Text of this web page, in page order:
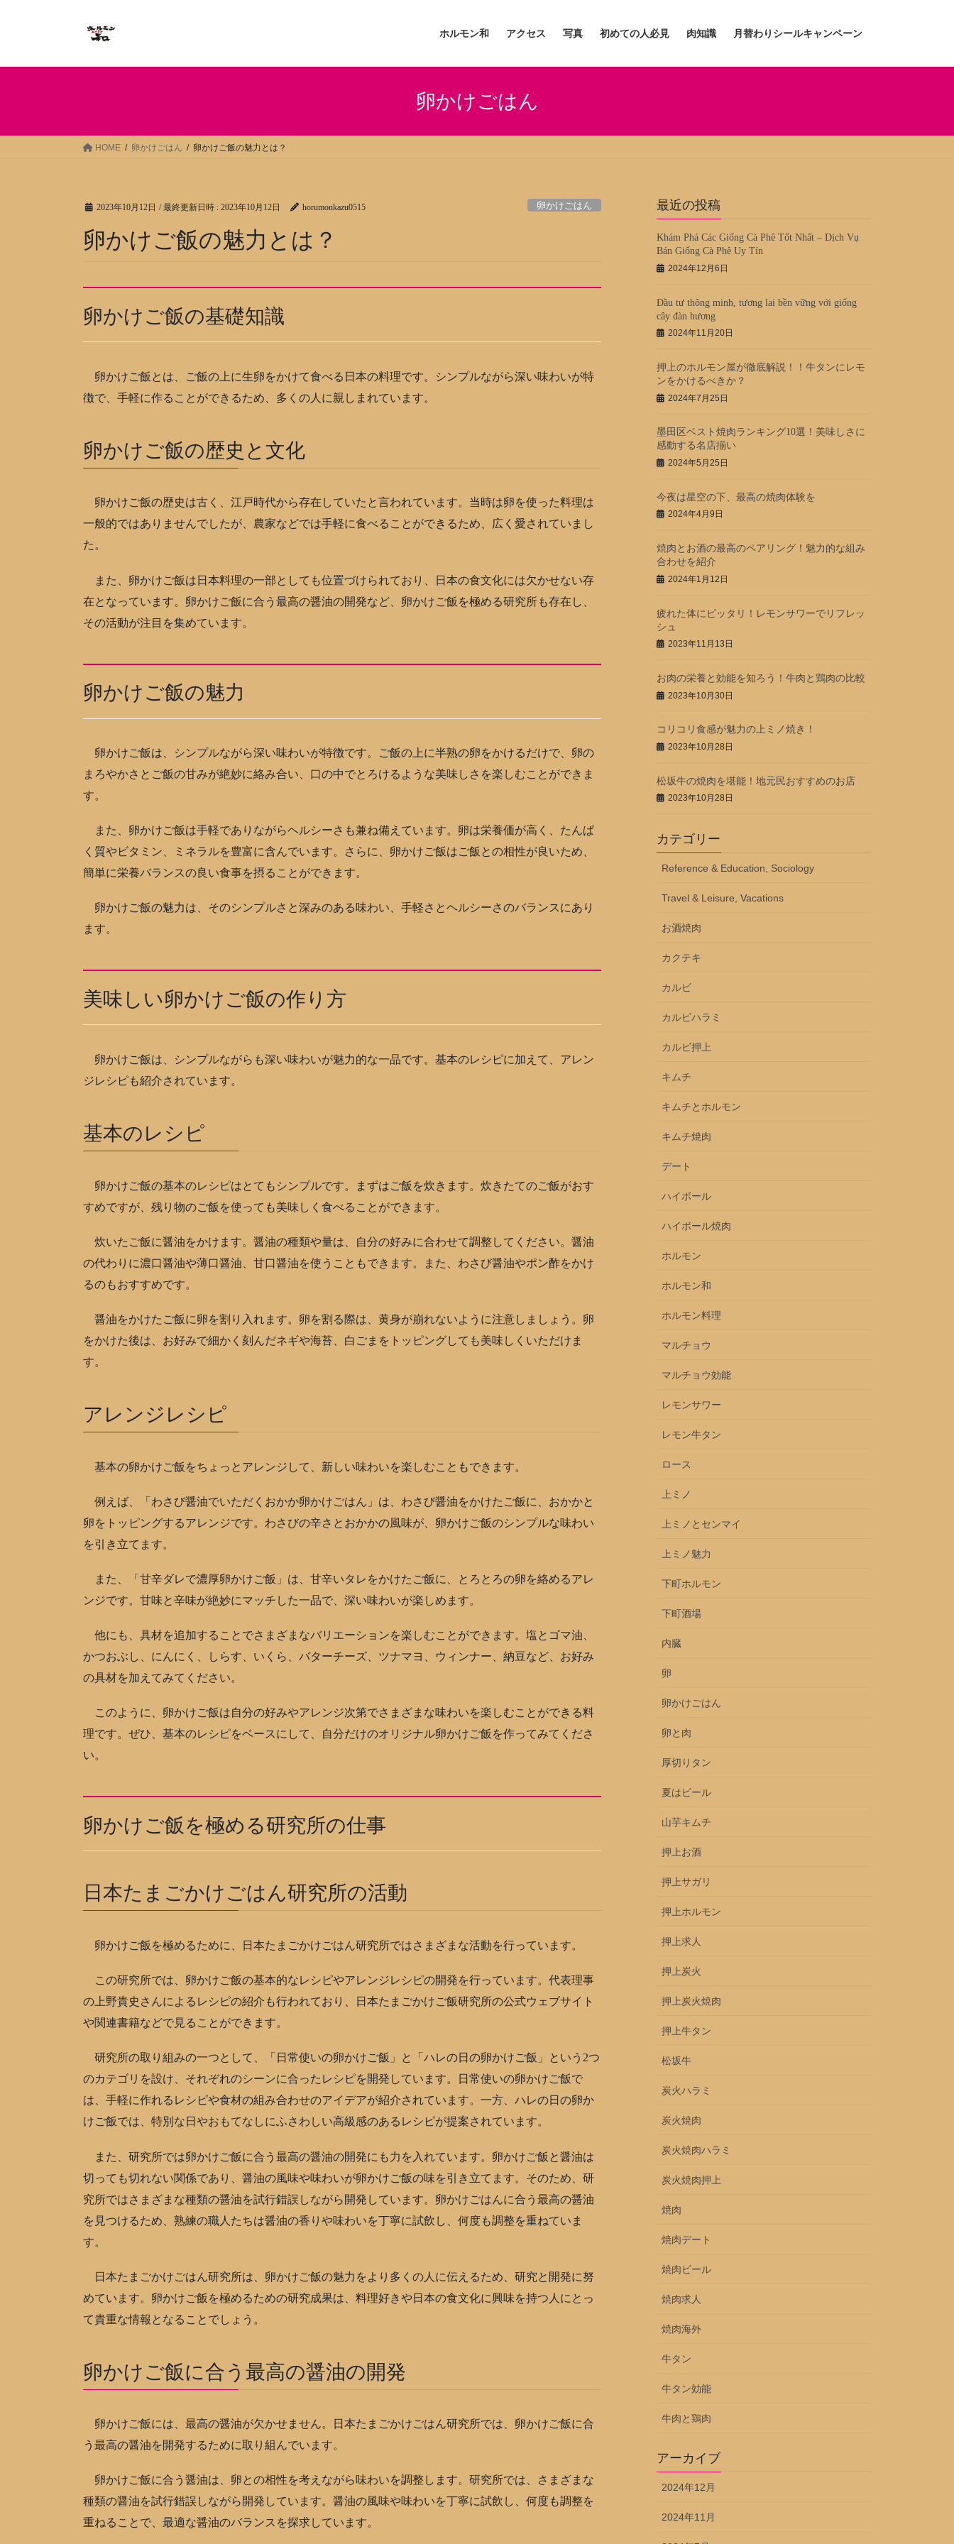
ホルモン和 アクセス 写真 初めての人必見 肉知識 月替わりシールキャンペーン
卵かけごはん
HOME 卵かけごはん 卵かけご飯の魅力とは？
2023年10月12日 / 最終更新日時 : 2023年10月12日 horumonkazu0515 卵かけごはん
卵かけご飯の魅力とは？
卵かけご飯の基礎知識
卵かけご飯とは、ご飯の上に生卵をかけて食べる日本の料理です。シンプルながら深い味わいが特
徴で、手軽に作ることができるため、多くの人に親しまれています。
卵かけご飯の歴史と文化
卵かけご飯の歴史は古く、江戸時代から存在していたと言われています。当時は卵を使った料理は
一般的ではありませんでしたが、農家などでは手軽に食べることができるため、広く愛されていまし
た。
また、卵かけご飯は日本料理の一部としても位置づけられており、日本の食文化には欠かせない存
在となっています。卵かけご飯に合う最高の醤油の開発など、卵かけご飯を極める研究所も存在し、
その活動が注目を集めています。
卵かけご飯の魅力
卵かけご飯は、シンプルながら深い味わいが特徴です。ご飯の上に半熟の卵をかけるだけで、卵の
まろやかさとご飯の甘みが絶妙に絡み合い、口の中でとろけるような美味しさを楽しむことができま
す。
また、卵かけご飯は手軽でありながらヘルシーさも兼ね備えています。卵は栄養価が高く、たんぱ
く質やビタミン、ミネラルを豊富に含んでいます。さらに、卵かけご飯はご飯との相性が良いため、
簡単に栄養バランスの良い食事を摂ることができます。
卵かけご飯の魅力は、そのシンプルさと深みのある味わい、手軽さとヘルシーさのバランスにあり
ます。
美味しい卵かけご飯の作り方
卵かけご飯は、シンプルながらも深い味わいが魅力的な一品です。基本のレシピに加えて、アレン
ジレシピも紹介されています。
基本のレシピ
卵かけご飯の基本のレシピはとてもシンプルです。まずはご飯を炊きます。炊きたてのご飯がおす
すめですが、残り物のご飯を使っても美味しく食べることができます。
炊いたご飯に醤油をかけます。醤油の種類や量は、自分の好みに合わせて調整してください。醤油
の代わりに濃口醤油や薄口醤油、甘口醤油を使うこともできます。また、わさび醤油やポン酢をかけ
るのもおすすめです。
醤油をかけたご飯に卵を割り入れます。卵を割る際は、黄身が崩れないように注意しましょう。卵
をかけた後は、お好みで細かく刻んだネギや海苔、白ごまをトッピングしても美味しくいただけま
す。
アレンジレシピ
基本の卵かけご飯をちょっとアレンジして、新しい味わいを楽しむこともできます。
例えば、「わさび醤油でいただくおかか卵かけごはん」は、わさび醤油をかけたご飯に、おかかと
卵をトッピングするアレンジです。わさびの辛さとおかかの風味が、卵かけご飯のシンプルな味わい
を引き立てます。
また、「甘辛ダレで濃厚卵かけご飯」は、甘辛いタレをかけたご飯に、とろとろの卵を絡めるアレ
ンジです。甘味と辛味が絶妙にマッチした一品で、深い味わいが楽しめます。
他にも、具材を追加することでさまざまなバリエーションを楽しむことができます。塩とゴマ油、
かつおぶし、にんにく、しらす、いくら、バターチーズ、ツナマヨ、ウィンナー、納豆など、お好み
の具材を加えてみてください。
このように、卵かけご飯は自分の好みやアレンジ次第でさまざまな味わいを楽しむことができる料
理です。ぜひ、基本のレシピをベースにして、自分だけのオリジナル卵かけご飯を作ってみてくださ
い。
卵かけご飯を極める研究所の仕事
日本たまごかけごはん研究所の活動
卵かけご飯を極めるために、日本たまごかけごはん研究所ではさまざまな活動を行っています。
この研究所では、卵かけご飯の基本的なレシピやアレンジレシピの開発を行っています。代表理事
の上野貴史さんによるレシピの紹介も行われており、日本たまごかけご飯研究所の公式ウェブサイト
や関連書籍などで見ることができます。
研究所の取り組みの一つとして、「日常使いの卵かけご飯」と「ハレの日の卵かけご飯」という2つ
のカテゴリを設け、それぞれのシーンに合ったレシピを開発しています。日常使いの卵かけご飯で
は、手軽に作れるレシピや食材の組み合わせのアイデアが紹介されています。一方、ハレの日の卵か
けご飯では、特別な日やおもてなしにふさわしい高級感のあるレシピが提案されています。
また、研究所では卵かけご飯に合う最高の醤油の開発にも力を入れています。卵かけご飯と醤油は
切っても切れない関係であり、醤油の風味や味わいが卵かけご飯の味を引き立てます。そのため、研
究所ではさまざまな種類の醤油を試行錯誤しながら開発しています。卵かけごはんに合う最高の醤油
を見つけるため、熟練の職人たちは醤油の香りや味わいを丁寧に試飲し、何度も調整を重ねていま
す。
日本たまごかけごはん研究所は、卵かけご飯の魅力をより多くの人に伝えるため、研究と開発に努
めています。卵かけご飯を極めるための研究成果は、料理好きや日本の食文化に興味を持つ人にとっ
て貴重な情報となることでしょう。
卵かけご飯に合う最高の醤油の開発
卵かけご飯には、最高の醤油が欠かせません。日本たまごかけごはん研究所では、卵かけご飯に合
う最高の醤油を開発するために取り組んでいます。
卵かけご飯に合う醤油は、卵との相性を考えながら味わいを調整します。研究所では、さまざまな
種類の醤油を試行錯誤しながら開発しています。醤油の風味や味わいを丁寧に試飲し、何度も調整を
重ねることで、最適な醤油のバランスを探求しています。
最近の投稿
Khám Phá Các Giống Cà Phê Tốt Nhất – Dịch Vụ
Bán Giống Cà Phê Uy Tín
2024年12月6日
Đầu tư thông minh, tương lai bền vững với giống
cây đàn hương
2024年11月20日
押上のホルモン屋が徹底解説！！牛タンにレモ
ンをかけるべきか？
2024年7月25日
墨田区ベスト焼肉ランキング10選！美味しさに
感動する名店揃い
2024年5月25日
今夜は星空の下、最高の焼肉体験を
2024年4月9日
焼肉とお酒の最高のペアリング！魅力的な組み
合わせを紹介
2024年1月12日
疲れた体にピッタリ！レモンサワーでリフレッ
シュ
2023年11月13日
お肉の栄養と効能を知ろう！牛肉と鶏肉の比較
2023年10月30日
コリコリ食感が魅力の上ミノ焼き！
2023年10月28日
松坂牛の焼肉を堪能！地元民おすすめのお店
2023年10月28日
カテゴリー
Reference & Education, Sociology
Travel & Leisure, Vacations
お酒焼肉
カクテキ
カルビ
カルビハラミ
カルビ押上
キムチ
キムチとホルモン
キムチ焼肉
デート
ハイボール
ハイボール焼肉
ホルモン
ホルモン和
ホルモン料理
マルチョウ
マルチョウ効能
レモンサワー
レモン牛タン
ロース
上ミノ
上ミノとセンマイ
上ミノ魅力
下町ホルモン
下町酒場
内臓
卵
卵かけごはん
卵と肉
厚切りタン
夏はビール
山芋キムチ
押上お酒
押上サガリ
押上ホルモン
押上求人
押上炭火
押上炭火焼肉
押上牛タン
松坂牛
炭火ハラミ
炭火焼肉
炭火焼肉ハラミ
炭火焼肉押上
焼肉
焼肉デート
焼肉ビール
焼肉求人
焼肉海外
牛タン
牛タン効能
牛肉と鶏肉
アーカイブ
2024年12月
2024年11月